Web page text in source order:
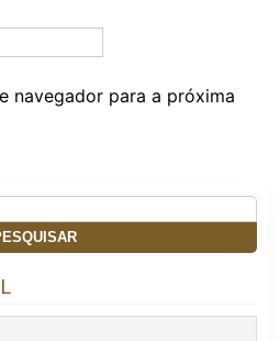
navegador para a próxima